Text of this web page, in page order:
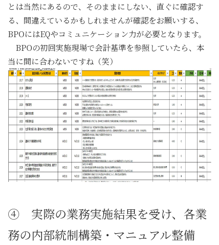
とは当然にあるので、そのままにしない、直ぐに確認す
る、間違えているかもしれませんが確認をお願いする、
BPOにはEQやコミュニケーション力が必要となります。
BPOの初回実施現場で会計基準を参照していたら、本
当に間に合わないですね（笑）
④ 実際の業務実施結果を受け、各業
務の内部統制構築・マニュアル整備